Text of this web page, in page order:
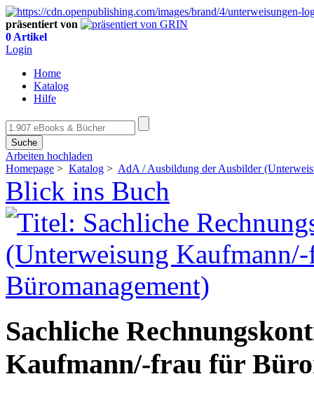
präsentiert von
0 Artikel
Login
Home
Katalog
Hilfe
Suche
Arbeiten hochladen
Homepage > Katalog > AdA / Ausbildung der Ausbilder
Blick ins Buch
Sachliche
Kaufmann/-frau für